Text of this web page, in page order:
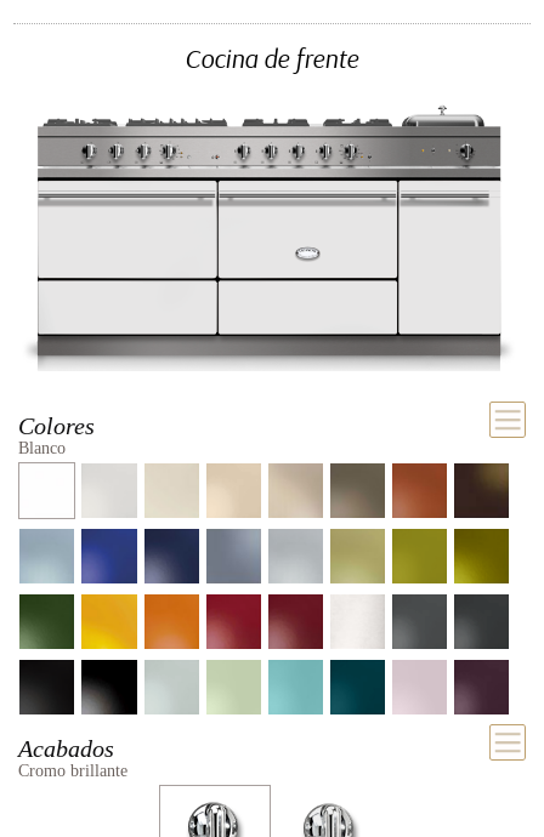
Cocina de frente
Colores
Blanco
Acabados
Cromo brillante